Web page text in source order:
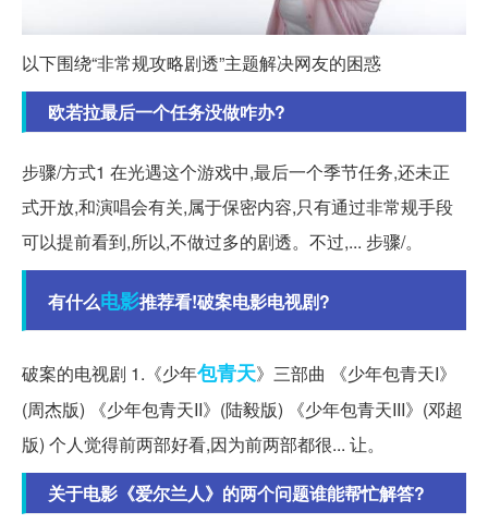
以下围绕“非常规攻略剧透”主题解决网友的困惑
欧若拉最后一个任务没做咋办?
步骤/方式1 在光遇这个游戏中,最后一个季节任务,还未正
式开放,和演唱会有关,属于保密内容,只有通过非常规手段
可以提前看到,所以,不做过多的剧透。不过,... 步骤/。
有什么电影推荐看!破案电影电视剧?
破案的电视剧 1.《少年包青天》三部曲 《少年包青天I》
(周杰版) 《少年包青天II》(陆毅版) 《少年包青天III》(邓超
版) 个人觉得前两部好看,因为前两部都很... 让。
关于电影《爱尔兰人》的两个问题谁能帮忙解答?